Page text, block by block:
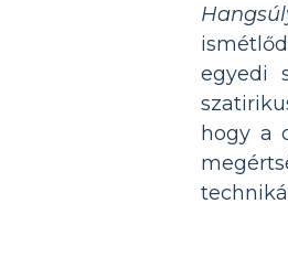
egyedi
hogy a